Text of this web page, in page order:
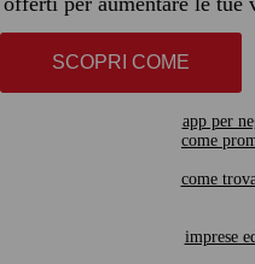
SCOPRI COME
app per
come
come
imprese